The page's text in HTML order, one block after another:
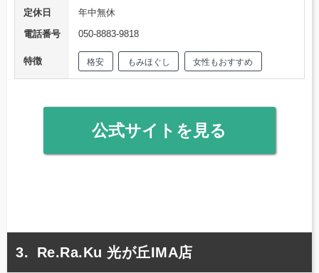
定休日
年中無休
電話番号
050-8883-9818
特徴 格安 もみほぐし 女性もおすすめ
公式サイトを見る
Re.Ra.Ku 光が丘IMA店